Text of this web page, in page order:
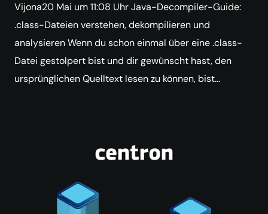
Vijona20 Mai um 11:08 Uhr Java-Decompiler-Guide:
.class-Dateien verstehen, dekompilieren und
analysieren Wenn du schon einmal über eine .class-
Datei gestolpert bist und dir gewünscht hast, den
ursprünglichen Quelltext lesen zu können, bist…